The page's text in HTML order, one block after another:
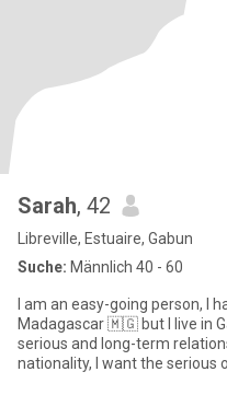
Sarah, 42
Libreville, Estuaire, Gabun
Suche: Männlich 40 - 60
I am an easy-going person, I
Madagascar 🇲🇬 but I live in
serious and long-term
nationality, I want the serious